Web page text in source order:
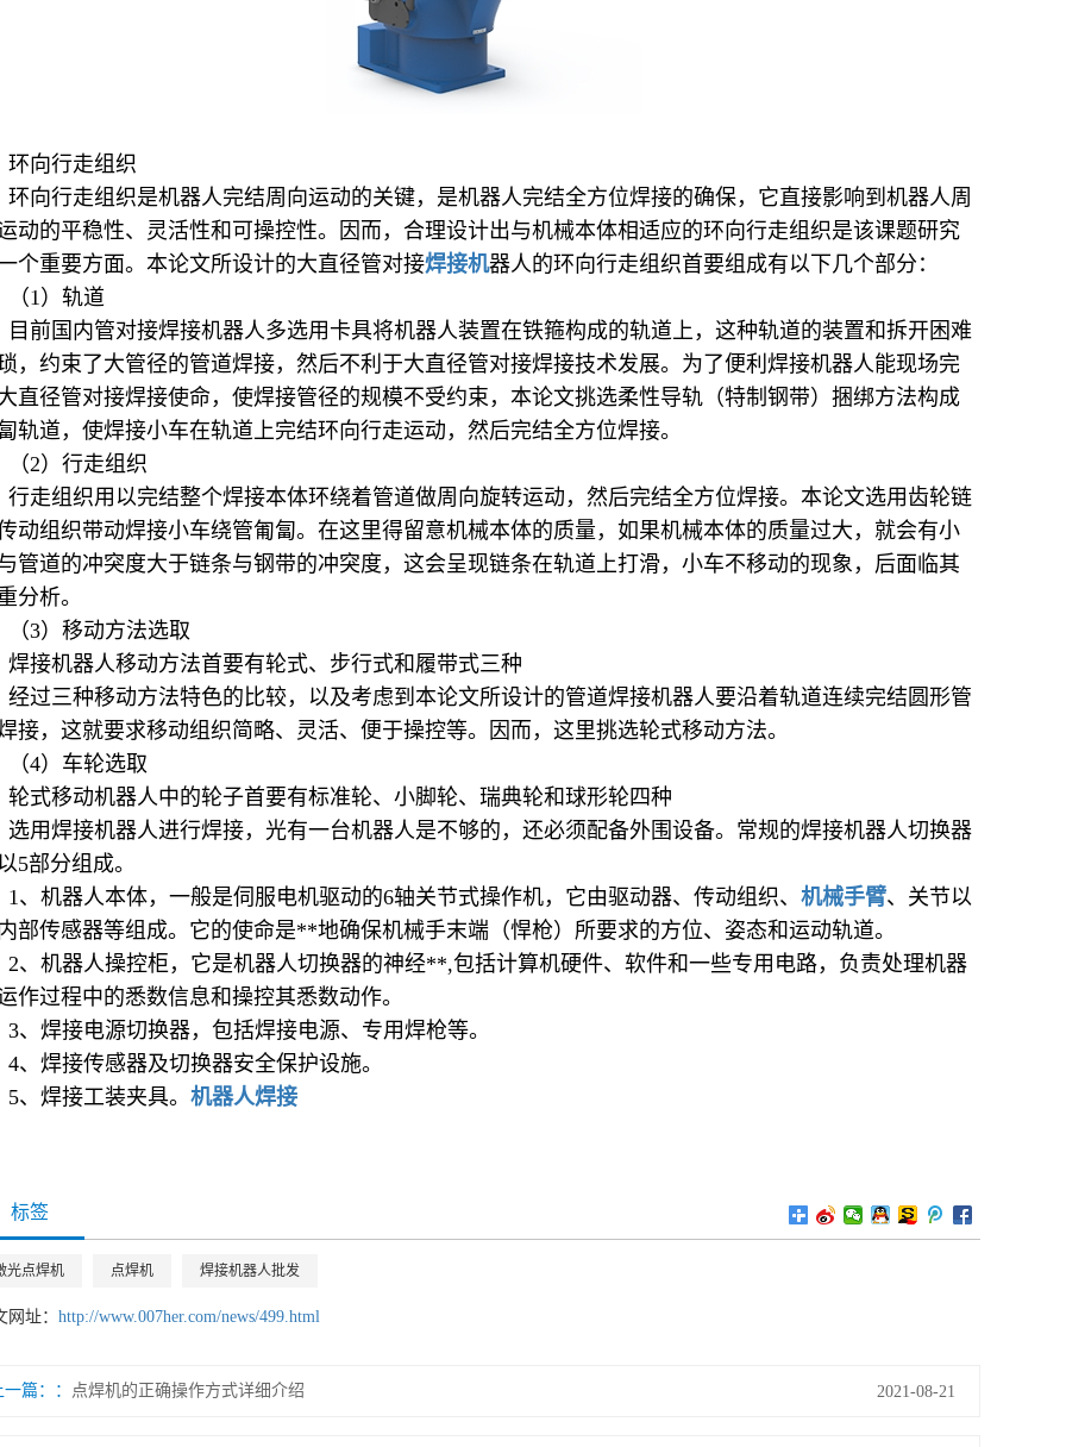
环向行走组织
环向行走组织是机器人完结周向运动的关键，是机器人完结全方位焊接的确保，它直接影响到机器人周
动的平稳性、灵活性和可操控性。因而，合理设计出与机械本体相适应的环向行走组织是该课题研究
个重要方面。本论文所设计的大直径管对接焊接机器人的环向行走组织首要组成有以下几个部分：
（1）轨道
目前国内管对接焊接机器人多选用卡具将机器人装置在铁箍构成的轨道上，这种轨道的装置和拆开困难
，约束了大管径的管道焊接，然后不利于大直径管对接焊接技术发展。为了便利焊接机器人能现场完
直径管对接焊接使命，使焊接管径的规模不受约束，本论文挑选柔性导轨（特制钢带）捆绑方法构成
轨道，使焊接小车在轨道上完结环向行走运动，然后完结全方位焊接。
（2）行走组织
行走组织用以完结整个焊接本体环绕着管道做周向旋转运动，然后完结全方位焊接。本论文选用齿轮链
动组织带动焊接小车绕管匍匐。在这里得留意机械本体的质量，如果机械本体的质量过大，就会有小
管道的冲突度大于链条与钢带的冲突度，这会呈现链条在轨道上打滑，小车不移动的现象，后面临其
分析。
（3）移动方法选取
焊接机器人移动方法首要有轮式、步行式和履带式三种
经过三种移动方法特色的比较，以及考虑到本论文所设计的管道焊接机器人要沿着轨道连续完结圆形管
接，这就要求移动组织简略、灵活、便于操控等。因而，这里挑选轮式移动方法。
（4）车轮选取
轮式移动机器人中的轮子首要有标准轮、小脚轮、瑞典轮和球形轮四种
选用焊接机器人进行焊接，光有一台机器人是不够的，还必须配备外围设备。常规的焊接机器人切换器
5部分组成。
1、机器人本体，一般是伺服电机驱动的6轴关节式操作机，它由驱动器、传动组织、 机械手臂、关节以
部传感器等组成。它的使命是**地确保机械手末端（悍枪）所要求的方位、姿态和运动轨道。
2、机器人操控柜，它是机器人切换器的神经**,包括计算机硬件、软件和一些专用电路，负责处理机器
作过程中的悉数信息和操控其悉数动作。
3、焊接电源切换器，包括焊接电源、专用焊枪等。
4、焊接传感器及切换器安全保护设施。
5、焊接工装夹具。 机器人焊接
标签
光点焊机 点焊机 焊接机器人批发
网址： http://www.007her.com/news/499.html
篇： 点焊机的正确操作方式详细介绍 2021-08-21